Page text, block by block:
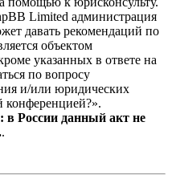
Limited администрация
давать рекомендаций по
объектом
указанных в ответе на
по вопросу
и/или юридических
конференцией?».
в России данный акт не
.